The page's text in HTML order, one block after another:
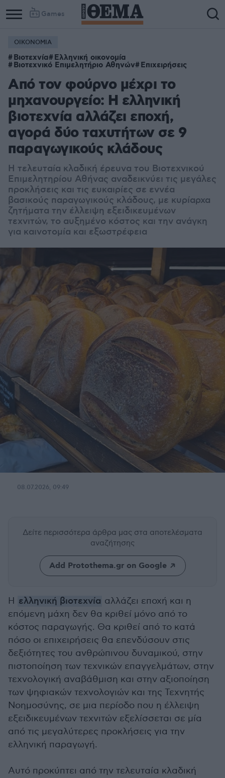
Games
ΟΙΚΟΝΟΜΙΑ
Βιοτεχνία Ελληνική οικονομία
Βιοτεχνικό Επιμελητήριο Αθηνών Επιχειρήσεις
Από τον φούρνο μέχρι το
μηχανουργείο: Η ελληνική
βιοτεχνία αλλάζει εποχή,
αγορά δύο ταχυτήτων σε 9
παραγωγικούς κλάδους
Η τελευταία κλαδική έρευνα του Βιοτεχνικού
Επιμελητηρίου Αθήνας αναδεικνύει τις μεγάλες
προκλήσεις και τις ευκαιρίες σε εννέα
βασικούς παραγωγικούς κλάδους, με κυρίαρχα
ζητήματα την έλλειψη εξειδικευμένων
τεχνιτών, το αυξημένο κόστος και την ανάγκη
για καινοτομία και εξωστρέφεια
08.07.2026, 09:49
Δείτε περισσότερα άρθρα μας στα αποτελέσματα
αναζήτησης
Add Protothema.gr on Google
Η ελληνική βιοτεχνία αλλάζει εποχή και η
επόμενη μάχη δεν θα κριθεί μόνο από το
κόστος παραγωγής. Θα κριθεί από το κατά
πόσο οι επιχειρήσεις θα επενδύσουν στις
δεξιότητες του ανθρώπινου δυναμικού, στην
πιστοποίηση των τεχνικών επαγγελμάτων, στην
τεχνολογική αναβάθμιση και στην αξιοποίηση
των ψηφιακών τεχνολογιών και της Τεχνητής
Νοημοσύνης, σε μια περίοδο που η έλλειψη
εξειδικευμένων τεχνιτών εξελίσσεται σε μία
από τις μεγαλύτερες προκλήσεις για την
ελληνική παραγωγή.
Αυτό προκύπτει από την τελευταία κλαδική